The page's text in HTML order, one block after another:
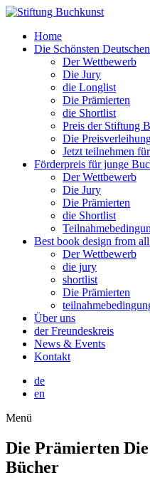
Home
Die Schönsten
Der Wettbewerb
Die Jury
die Longlist
Die Prämierten
die Shortlist
Preis der Stiftung
Die
Jetzt teilnehmen
Förderpreis für junge
Der Wettbewerb
Die Jury
Die Prämierten
die Shortlist
Best book design from
Der Wettbewerb
die jury
shortlist
Die Prämierten
Über uns
der Freundeskreis
News & Events
Kontakt
de
en
Menü
Die Prämierten
Bücher